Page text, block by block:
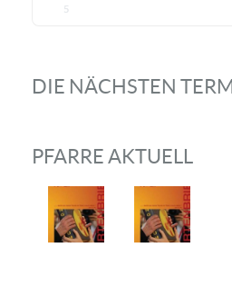
5
DIE NÄCHSTEN
PFARRE AKTUELL